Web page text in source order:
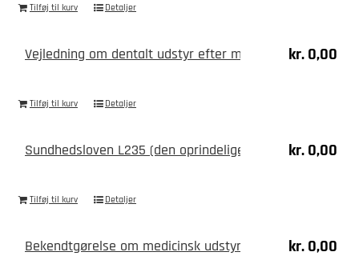
Tilføj til kurv Detaljer
Vejledning om dentalt udstyr efter mål (2021)kr.0,00
Tilføj til kurv Detaljer
Sundhedsloven L235 (den oprindelige særlov fra 2018)
kr.0,00
Tilføj til kurv Detaljer
Bekendtgørelse om medicinsk udstyr og produkter
kr.0,00